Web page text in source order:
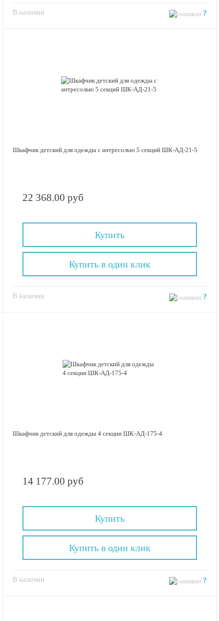
В наличии ?
Шкафчик детский для одежды с антресолью 5 секций ШК-АД-21-5
22 368.00 руб
Купить
В наличии ?
Купить в один клик
Шкафчик детский для одежды 4 секции ШК-АД-175-4
14 177.00 руб
Купить
В наличии ?
Купить в один клик